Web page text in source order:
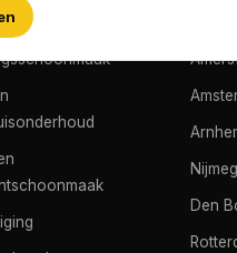
schoonmaak
Den